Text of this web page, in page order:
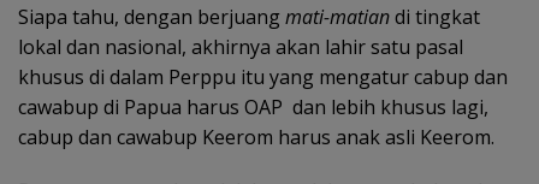
Siapa tahu, dengan berjuangmati-matiandi tingkat
lokal dan nasional, akhirnya akan lahir satu pasal
khusus di dalam Perppu itu yang mengatur cabup dan
cawabup di Papua harus OAP dan lebih khusus lagi,
cabup dan cawabup Keerom harus anak asli Keerom.